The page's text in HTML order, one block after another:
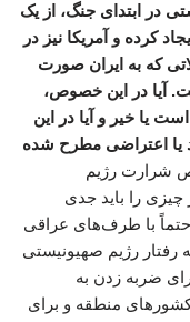
در ابتدای جنگ، از یک
کرده و آمریکا نیز در
که به ایران صورت
آیا در این خصوص،
یا خیر و آیا در این
یا اعتراضی مطرح شده
شرارت رژیم
را باید جدی
با طرف‌های عراقی
رژیم صهیونیستی
ضربه زدن به
منطقه و برای